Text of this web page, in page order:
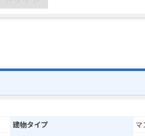
建物タイプ
マ